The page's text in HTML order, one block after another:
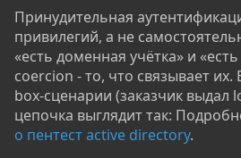
Принудительная
привилегий, а не
«есть доменная учётка» и
coercion - то, что связывает
box-сценарии (заказчик выдал
цепочка выглядит так:
о пентест active directory.